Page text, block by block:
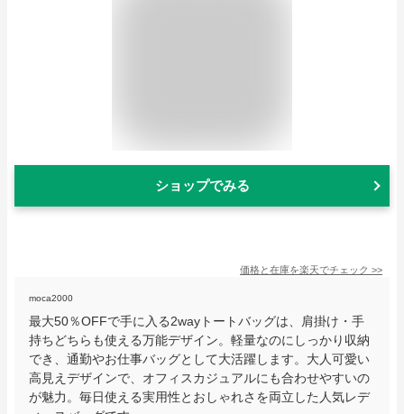
ショップでみる
価格と在庫を楽天でチェック >>
moca2000
最大50％OFFで手に入る2wayトートバッグは、肩掛け・手
持ちどちらも使える万能デザイン。軽量なのにしっかり収納
でき、通勤やお仕事バッグとして大活躍します。大人可愛い
高見えデザインで、オフィスカジュアルにも合わせやすいの
が魅力。毎日使える実用性とおしゃれさを両立した人気レデ